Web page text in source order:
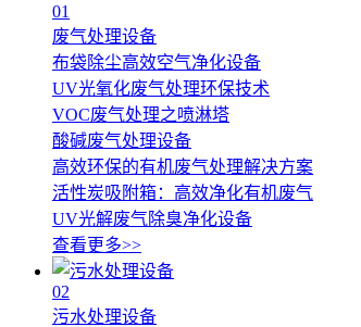
01
废气处理设备
布袋除尘高效空气净化设备
UV光氧化废气处理环保技术
VOC废气处理之喷淋塔
酸碱废气处理设备
高效环保的有机废气处理解决方案
活性炭吸附箱：高效净化有机废气
UV光解废气除臭净化设备
查看更多>>
02
污水处理设备